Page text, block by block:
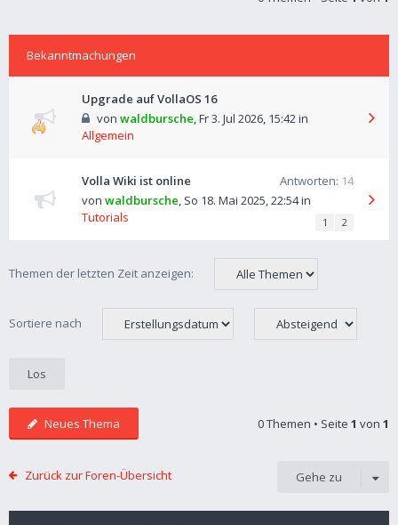
Bekanntmachungen
Upgrade auf VollaOS 16
von waldbursche,Fr 3. Jul 2026, 15:42in
Allgemein
Volla Wiki ist online Antworten: 14
von waldbursche, So 18. Mai 2025, 22:54in
Tutorials
1 2
Themen der letzten Zeit anzeigen:
Sortiere nach
Neues Thema 0 Themen • Seite 1 von 1
Zurück zur Foren-Übersicht Gehe zu